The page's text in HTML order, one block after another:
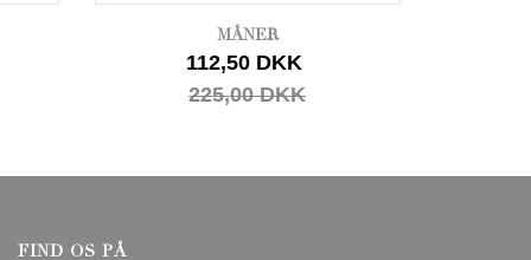
MÅNER
112,50 DKK
225,00 DKK
FIND OS PÅ